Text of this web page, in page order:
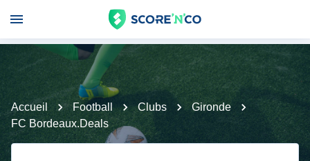
Accueil Football Clubs
Gironde
FC Bordeaux.Deals